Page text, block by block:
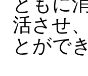
活させ
とがで